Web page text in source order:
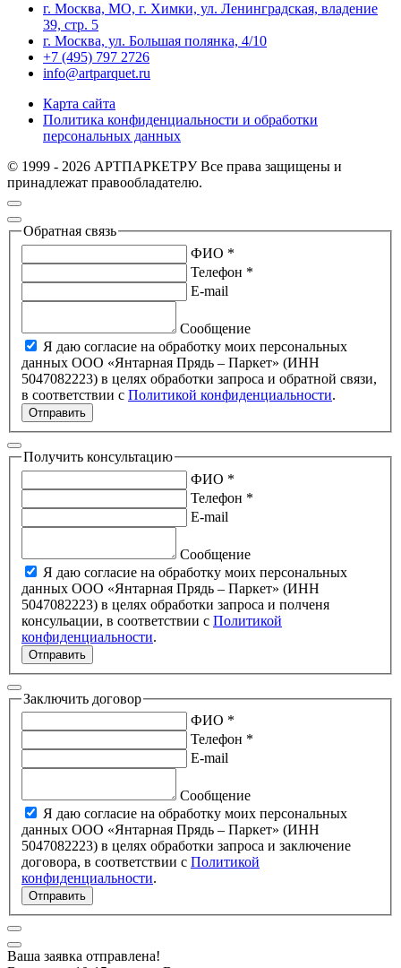
г. Москва, МО, г. Химки, ул. Ленинградская, владение
39, стр. 5
г. Москва, ул. Большая полянка, 4/10
+7 (495) 797 2726
info@artparquet.ru
Карта сайта
Политика конфиденциальности и обработки
персональных данных
© 1999 - 2026 АРТПАРКЕТРУ Все права защищены и
принадлежат правообладателю.
Обратная связь
ФИО *
Телефон *
E-mail
Сообщение
Я даю согласие на обработку моих персональных
данных ООО «Янтарная Прядь – Паркет» (ИНН
5047082223) в целях обработки запроса и обратной связи,
в соответствии с Политикой конфиденциальности.
Отправить
Получить консультацию
ФИО *
Телефон *
E-mail
Сообщение
Я даю согласие на обработку моих персональных
данных ООО «Янтарная Прядь – Паркет» (ИНН
5047082223) в целях обработки запроса и полченя
консульации, в соответствии с Политикой
конфиденциальности.
Отправить
Заключить договор
ФИО *
Телефон *
E-mail
Сообщение
Я даю согласие на обработку моих персональных
данных ООО «Янтарная Прядь – Паркет» (ИНН
5047082223) в целях обработки запроса и заключение
договора, в соответствии с Политикой
конфиденциальности.
Отправить
Ваша заявка отправлена!